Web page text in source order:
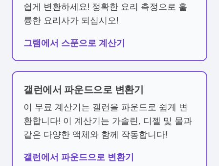
쉽게 변환하세요! 정확한 요리 측정으로 훌
륭한 요리사가 되십시오!
그램에서 스푼으로 계산기
갤런에서 파운드으로 변환기
이 무료 계산기는 갤런을 파운드로 쉽게 변
환합니다! 이 계산기는 가솔린, 디젤 및 물과
같은 다양한 액체와 함께 작동합니다!
갤런에서 파운드으로 변환기